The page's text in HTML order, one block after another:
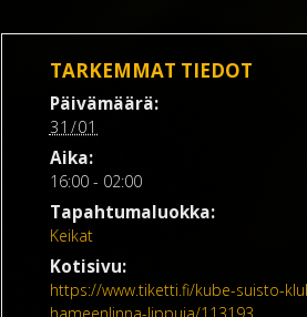
TARKEMMAT TIEDOT
Päivämäärä:
31/01
Aika:
16:00 - 02:00
Tapahtumaluokka:
Keikat
Kotisivu:
https://www.tiketti.fi/kube-suisto-